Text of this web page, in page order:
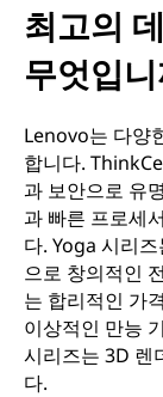
는
무
엇
입
니
까
최고의
무엇입
Lenovo는 다양
합니다.
과 보안으로 유
과 빠른 프로세
다. Yoga 시리
으로 창의적인
는 합리적인 가
이상적인 만능
시리즈는 3D 렌
다.